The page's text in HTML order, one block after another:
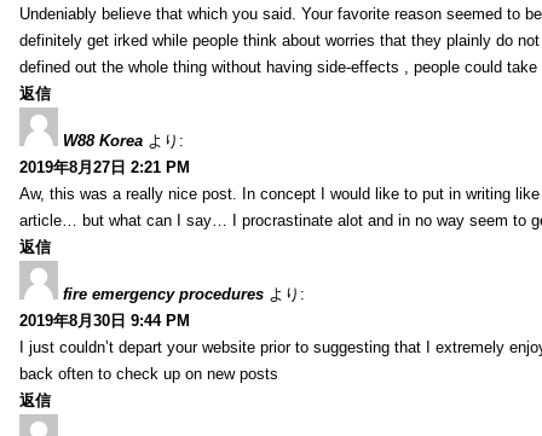
Undeniably believe that which you said. Your favorite reason seemed to
definitely get irked while people think about worries that they plainly do
defined out the whole thing without having side-effects , people could
返信
W88 Korea より:
2019年8月27日 2:21 PM
Aw, this was a really nice post. In concept I would like to put in writing
article… but what can I say… I procrastinate alot and in no way seem to
返信
fire emergency procedures より:
2019年8月30日 9:44 PM
I just couldn’t depart your website prior to suggesting that I extremely
back often to check up on new posts
返信